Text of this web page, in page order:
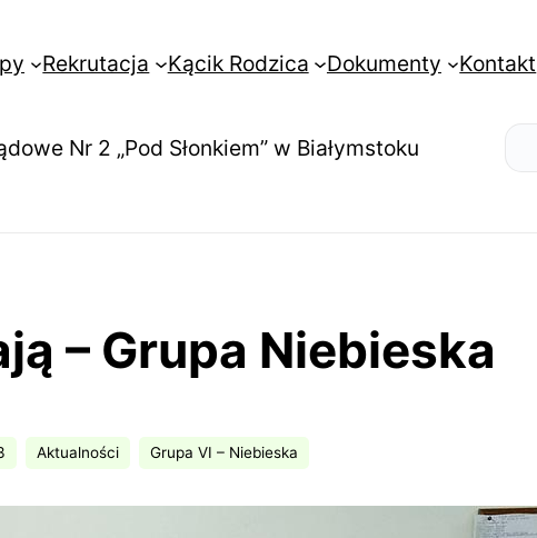
Rekrutacja Kącik Rodzica Dokumenty Kontakt
Nr 2 „Pod Słonkiem” w Białymstoku
– Grupa Niebieska
Aktualności Grupa VI – Niebieska